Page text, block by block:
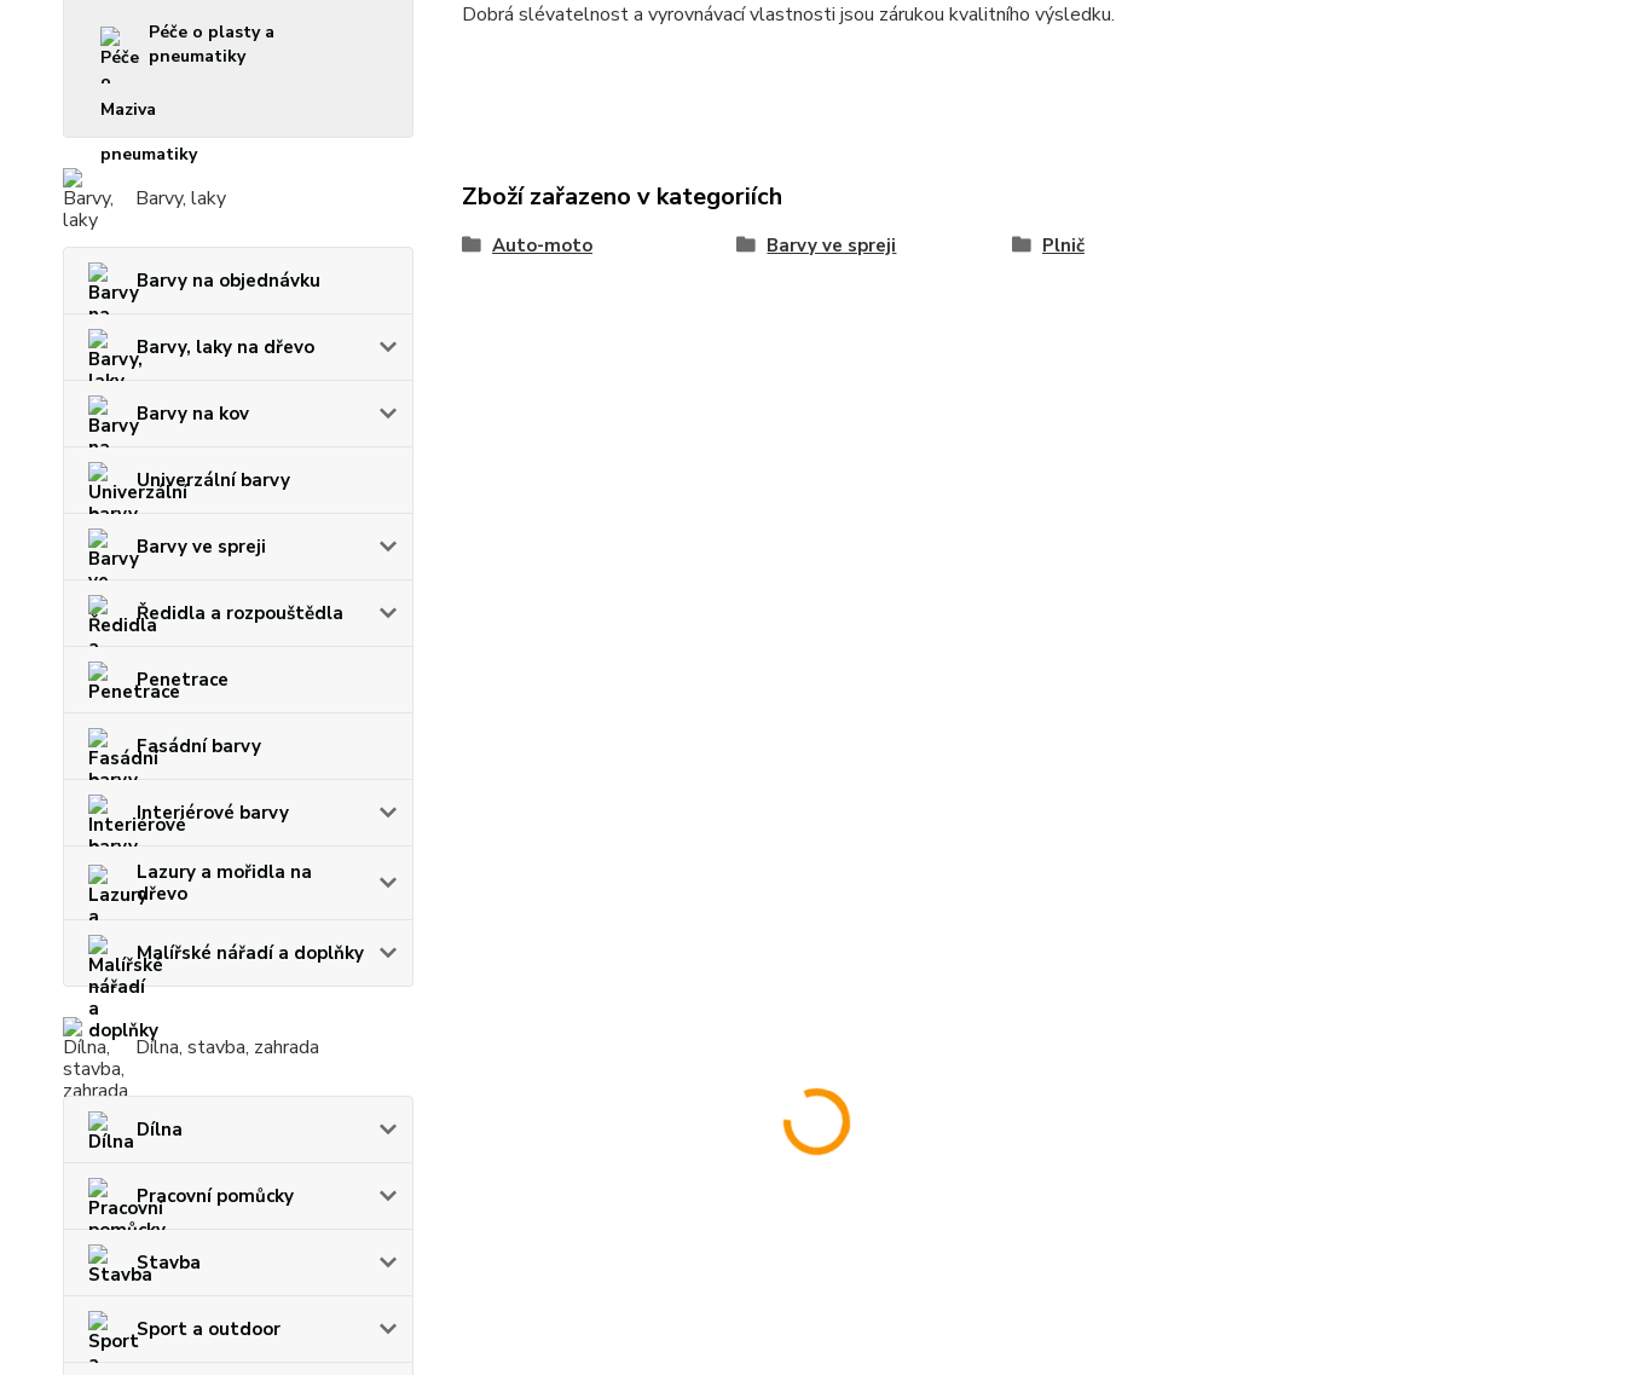
Péče o plasty a
pneumatiky
Maziva
Barvy, laky
Barvy na objednávku
Barvy, laky na dřevo
Barvy na kov
Univerzální barvy
Barvy ve spreji
Ředidla a rozpouštědla
Penetrace
Fasádní barvy
Interiérové barvy
Lazury a mořidla na
dřevo
Malířské nářadí a doplňky
Dílna, stavba, zahrada
Dílna
Pracovní pomůcky
Stavba
Sport a outdoor
Dobrá slévatelnost a vyrovnávací vlastnosti jsou zárukou kvalitního výsledku.
Zboží zařazeno v kategoriích
Auto-moto Barvy ve spreji Plnič